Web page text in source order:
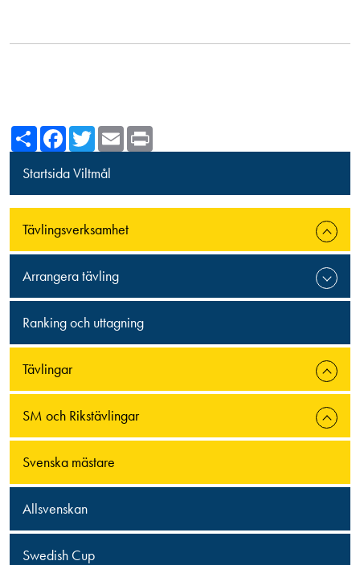
Startsida Viltmål
Tävlingsverksamhet
Arrangera tävling
Ranking och uttagning
Tävlingar
SM och Rikstävlingar
Svenska mästare
Allsvenskan
Swedish Cup
ShareFacebook
TwitterEmail